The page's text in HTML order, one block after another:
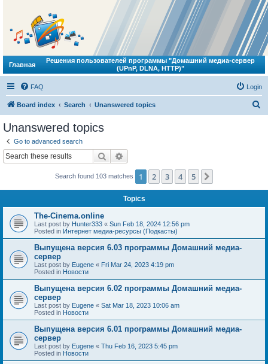
Главная
Решения пользователей программы "Домашний медиа-сервер
(UPnP, DLNA, HTTP)"
FAQ Login
Board index Search Unanswered topics
Unanswered topics
Go to advanced search
Search
Search found 103 matches 1 2 3 4 5
Topics
The-Cinema.online
Last post by Hunter333 « Sun Feb 18, 2024 12:56 pm
Posted in Интернет медиа-ресурсы (Подкасты)
Выпущена версия 6.03 программы Домашний медиа-
сервер
Last post by Eugene « Fri Mar 24, 2023 4:19 pm
Posted in Новости
Выпущена версия 6.02 программы Домашний медиа-
сервер
Last post by Eugene « Sat Mar 18, 2023 10:06 am
Posted in Новости
Выпущена версия 6.01 программы Домашний медиа-
сервер
Last post by Eugene « Thu Feb 16, 2023 5:45 pm
Posted in Новости